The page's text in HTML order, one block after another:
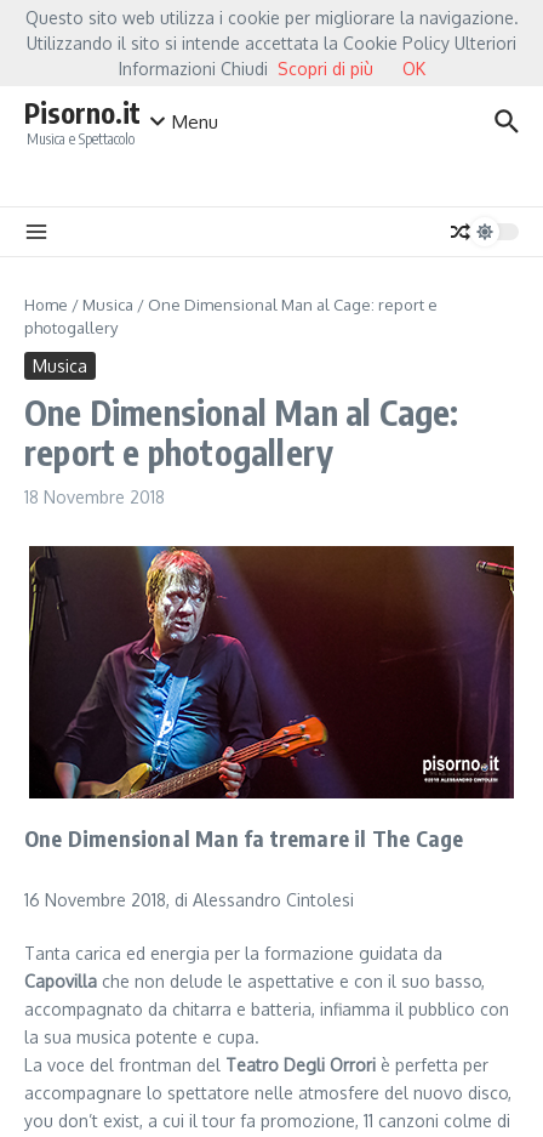
Salta al contenuto
Hot NewsFiorella Mannoia, a Capannori nasce “Anime Salve”: la data zero è un
Pisorno.it
Musica e Spettacolo
Menu
Home / Musica / One Dimensional Man al Cage: report e
photogallery
Musica
One Dimensional Man al Cage:
report e photogallery
18 Novembre 2018
One Dimensional Man fa tremare il The Cage
16 Novembre 2018, di Alessandro Cintolesi
Tanta carica ed energia per la formazione guidata da
Capovilla che non delude le aspettative e con il suo basso,
accompagnato da chitarra e batteria, infiamma il pubblico con
la sua musica potente e cupa.
La voce del frontman del Teatro Degli Orrori è perfetta per
accompagnare lo spettatore nelle atmosfere del nuovo disco,
you don’t exist, a cui il tour fa promozione, 11 canzoni colme di
Questo sito web utilizza i cookie per migliorare la navigazione.
Utilizzando il sito si intende accettata la Cookie Policy Ulteriori
Informazioni Chiudi Scopri di più OK